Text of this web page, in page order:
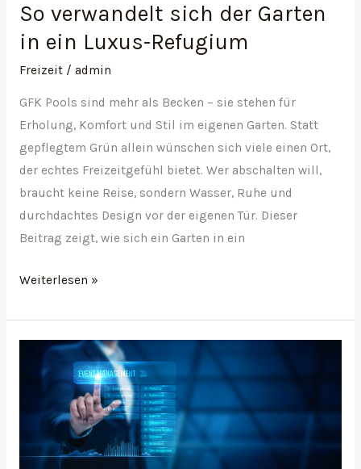
So verwandelt sich der Garten
in ein Luxus-Refugium
Freizeit/ admin
GFK Pools sind mehr als Becken – sie stehen für
Erholung, Komfort und Stil im eigenen Garten. Statt
gepflegtem Grün allein wünschen sich viele einen Ort,
der echtes Freizeitgefühl bietet. Wer abschalten will,
braucht keine Reise, sondern Wasser, Ruhe und
durchdachtes Design vor der eigenen Tür. Dieser
Beitrag zeigt, wie sich ein Garten in ein
Weiterlesen »
Digitalisierung
Veranstaltungssektor:
Innovative
Ansätze